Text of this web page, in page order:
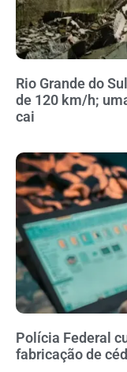
Rio Grande do
de 120 km/h;
cai
Polícia Federal
fabricação de